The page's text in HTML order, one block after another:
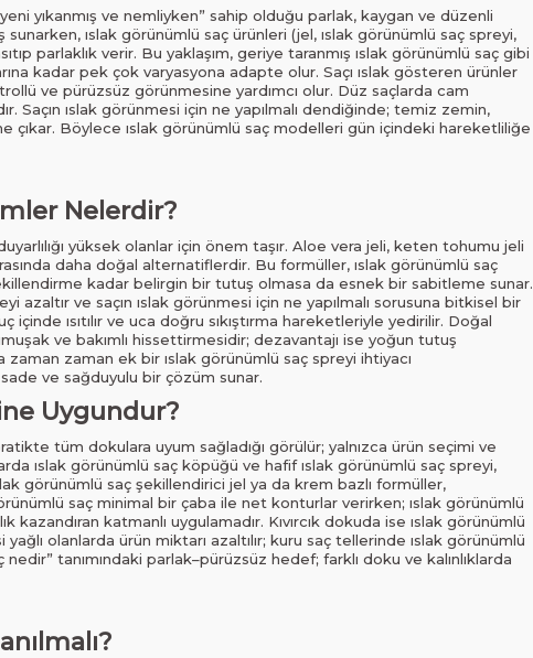
yıkanmış ve nemliyken” sahip olduğu parlak, kaygan ve düzenli
ıslak görünümlü saç ürünleri (jel, ıslak görünümlü saç spreyi,
parlaklık verir. Bu yaklaşım, geriye taranmış ıslak görünümlü saç gibi
kadar pek çok varyasyona adapte olur. Saçı ıslak gösteren ürünler
ve pürüzsüz görünmesine yardımcı olur. Düz saçlarda cam
Saçın ıslak görünmesi için ne yapılmalı dendiğinde; temiz zemin,
çıkar. Böylece ıslak görünümlü saç modelleri gün içindeki hareketliliğe
Nelerdir?
yüksek olanlar için önem taşır. Aloe vera jeli, keten tohumu jeli
daha doğal alternatiflerdir. Bu formüller, ıslak görünümlü saç
kadar belirgin bir tutuş olmasa da esnek bir sabitleme sunar.
ve saçın ıslak görünmesi için ne yapılmalı sorusuna bitkisel bir
ısıtılır ve uca doğru sıkıştırma hareketleriyle yedirilir. Doğal
ve bakımlı hissettirmesidir; dezavantajı ise yoğun tutuş
zaman ek bir ıslak görünümlü saç spreyi ihtiyacı
ve sağduyulu bir çözüm sunar.
Uygundur?
tüm dokulara uyum sağladığı görülür; yalnızca ürün seçimi ve
ıslak görünümlü saç köpüğü ve hafif ıslak görünümlü saç spreyi,
görünümlü saç şekillendirici jel ya da krem bazlı formüller,
saç minimal bir çaba ile net konturlar verirken; ıslak görünümlü
kazandıran katmanlı uygulamadır. Kıvırcık dokuda ise ıslak görünümlü
yağlı olanlarda ürün miktarı azaltılır; kuru saç tellerinde ıslak görünümlü
nedir” tanımındaki parlak–pürüzsüz hedef; farklı doku ve kalınlıklarda